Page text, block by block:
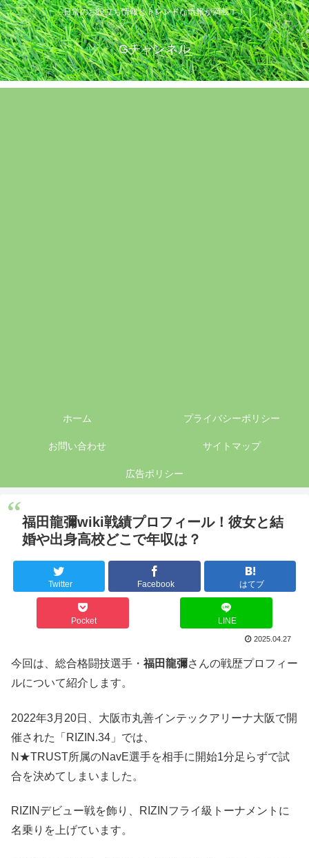
日常のお役立ち情報とトレンドな情報が満載！！
Gチャンネル
ホーム プライバシーポリシー
お問い合わせ サイトマップ
広告ポリシー
福田龍彌wiki戦績プロフィール！彼女と結
婚や出身高校どこで年収は？
Twitter Facebook はてブ
Pocket LINE
2025.04.27
今回は、総合格闘技選手・ 福田龍彌さんの戦歴プロフィー
ルについて紹介します。
2022年3月20日、大阪市丸善インテックアリーナ大阪で開
催された「RIZIN.34」では、
N★TRUST所属のNavE選手を相手に開始1分足らずで試
合を決めてしまいました。
RIZINデビュー戦を飾り、RIZINフライ級トーナメントに
名乗りを上げています。